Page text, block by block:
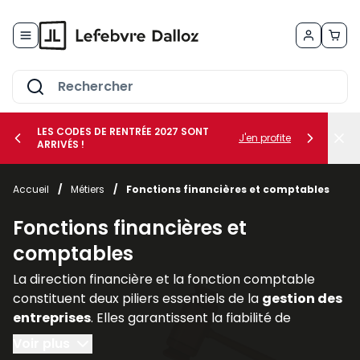
le sous-menu Vos métiers
le sous-menu Vos besoins
LES CODES DE RENTRÉE 2027 SONT
ARRIVÉS !
J'en profite
Accueil / Métiers / Fonctions financières et comptables
Fonctions financières et
comptables
La direction financière et la fonction comptable
constituent deux piliers essentiels de la gestion des
entreprises. Elles garantissent la fiabilité de
l’information financière, assurent la